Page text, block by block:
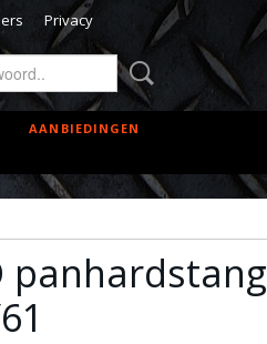
Privacy
AANBIEDINGEN
panhardstang